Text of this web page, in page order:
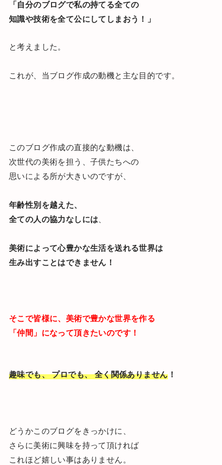
「自分のブログで私の持てる全ての
知識や技術を全て公にしてしまおう！」
と考えました。
これが、当ブログ作成の動機と主な目的です。
このブログ作成の直接的な動機は、
次世代の美術を担う、子供たちへの
思いによる所が大きいのですが、
年齢性別を越えた、
全ての人の協力なしには
美術によって心豊かな生活を送れる世界は
生み出すことはできません！
そこで皆様に、美術で豊かな世界を作る
「仲間」になって頂きたいのです！
趣味でも、 プロでも、 全く関係ありません！
どうかこのブログをきっかけに、
さらに美術に興味を持って頂ければ
これほど嬉しい事はありません。